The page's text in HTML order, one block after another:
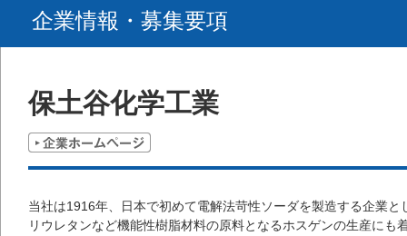
企業情報・募集要項
保土谷化学工業
当社は1916年、日本で初めて電解法苛性ソーダを製造する企業
リウレタンなど機能性樹脂材料の原料となるホスゲンの生産にも